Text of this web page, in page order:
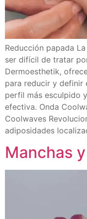
Reducción papada
ser difícil de tratar
Dermoesthetik,
para reducir y definir
perfil más esculpido
efectiva. Onda
Coolwaves
adiposidades
Manchas